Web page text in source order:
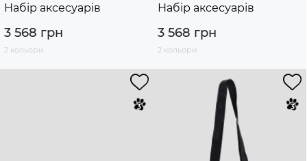
Набір аксесуарів
3 568 грн
2 кольори
Набір аксесуарів
3 568 грн
2 кольори